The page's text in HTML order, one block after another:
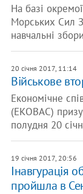
На базі
Морських Сил
навчальні
20 січня 2017, 11:14
Військове
Економічне
(ЕКОВАС)
полудня 20
19 січня 2017, 20:56
Інавгурація
пройшла в